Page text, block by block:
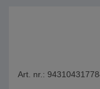
Art. nr.: